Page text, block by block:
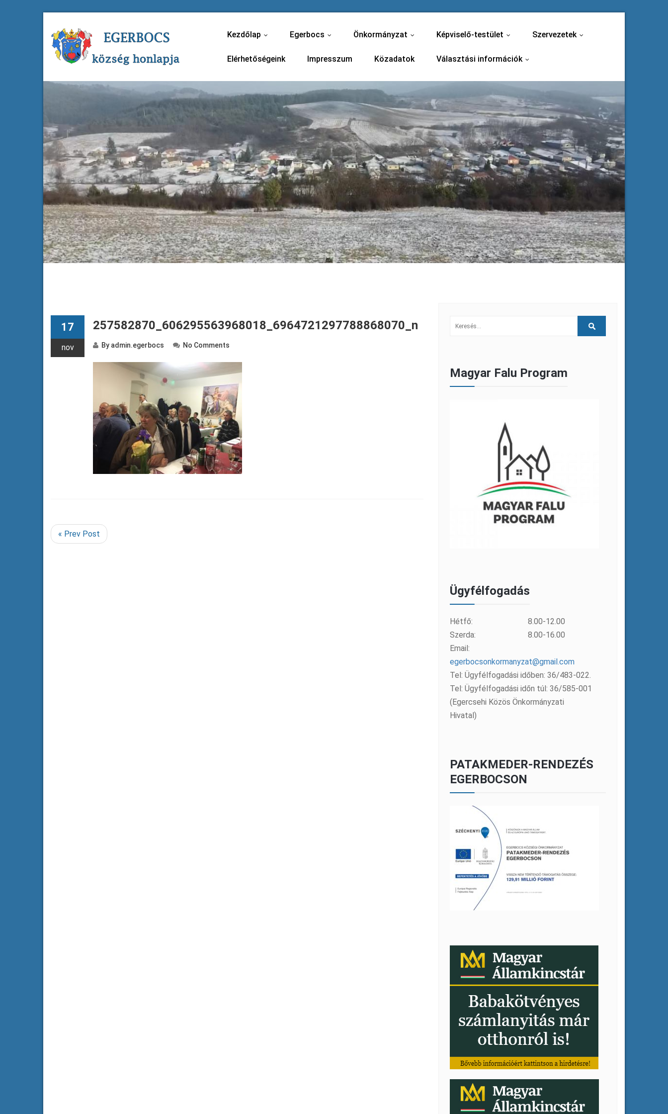
Kezdőlap Egerbocs Önkormányzat Képviselő-testület Szervezetek
Elérhetőségeink Impresszum Közadatok Választási információk
17
nov
257582870_606295563968018_6964721297788868070_n
By admin.egerbocs No Comments
« Prev Post
Magyar Falu Program
Ügyfélfogadás
Hétfő:
8.00-12.00
Szerda:
8.00-16.00
Email:
egerbocsonkormanyzat@gmail.com
Tel: Ügyfélfogadási időben: 36/483-022.
Tel: Ügyfélfogadási időn túl: 36/585-001
(Egercsehi Közös Önkormányzati
Hivatal)
PATAKMEDER-RENDEZÉS
EGERBOCSON